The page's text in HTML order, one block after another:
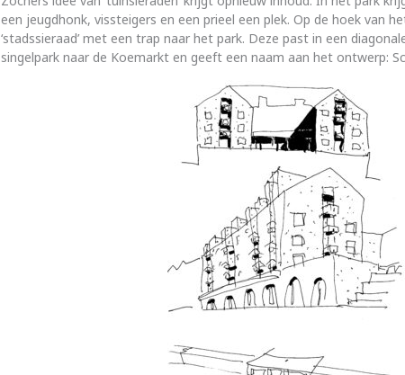
een jeugdhonk, vissteigers en een prieel een plek. Op de hoek van
‘stadssieraad’ met een trap naar het park. Deze past in een
singelpark naar de Koemarkt en geeft een naam aan het ontwerp: